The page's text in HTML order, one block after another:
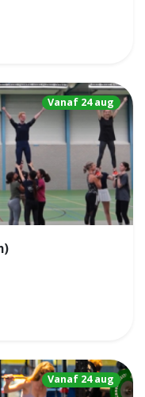
(10 weken)
Vanaf 24 aug
weken)
Vanaf 24 aug